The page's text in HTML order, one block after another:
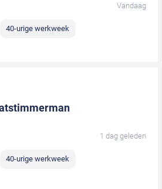
Vandaag
40-urige werkweek
1 dag geleden
40-urige werkweek